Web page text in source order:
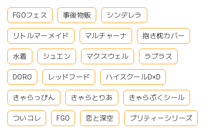
FGOフェス 事後物販 シンデレラ
リトルマーメイド マルチャーナ 抱き枕カバー
水着 シュエン マクスウェル ラプラス
DORO レッドフード ハイスクールD×D
きゃらっぴん きゃらとりあ きゃらぷくシール
ついコレ FGO 恋と深空 プリティーシリーズ